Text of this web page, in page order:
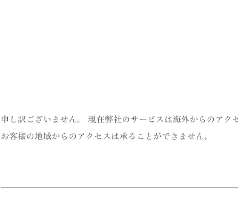
申し訳ございません。 現在弊社のサービスは海外からのアク
お客様の地域からのアクセスは承ることができません。